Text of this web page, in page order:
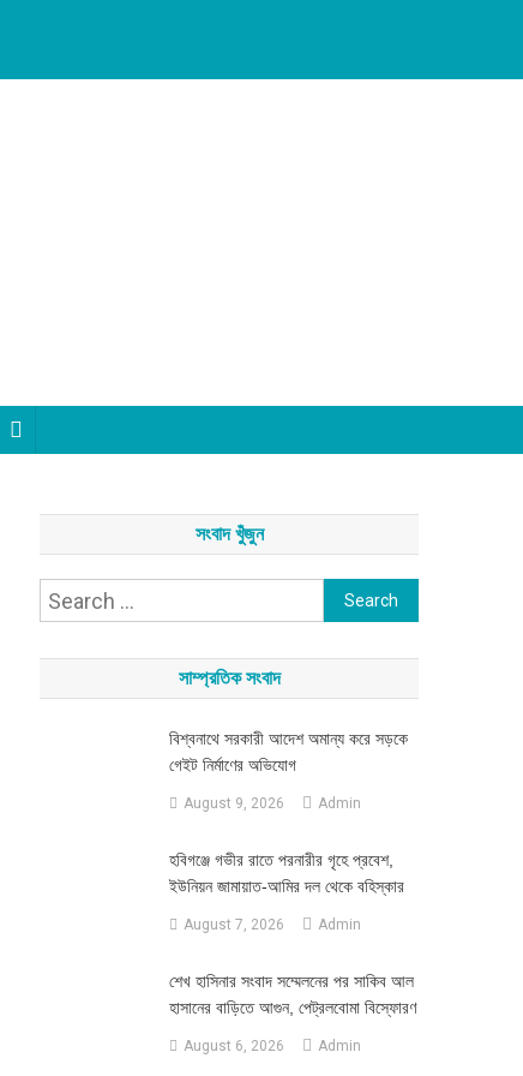
সংবাদ খুঁজুন
Search
সাম্প্রতিক সংবাদ
বিশ্বনাথে সরকারী আদেশ অমান্য করে সড়কে
গেইট নির্মাণের অভিযোগ
August 9, 2026 Admin
হবিগঞ্জে গভীর রাতে পরনারীর গৃহে প্রবেশ,
ইউনিয়ন জামায়াত-আমির দল থেকে বহিস্কার
August 7, 2026 Admin
শেখ হাসিনার সংবাদ সম্মেলনের পর সাকিব আল
হাসানের বাড়িতে আগুন, পেট্রলবোমা বিস্ফোরণ
August 6, 2026 Admin